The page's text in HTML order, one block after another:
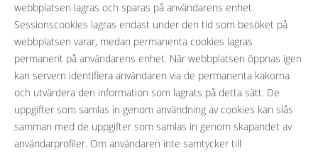
webbplatsen lagras och sparas på användarens enhet.
Sessionscookies lagras endast under den tid som besöket på
webbplatsen varar, medan permanenta cookies lagras
permanent på användarens enhet. När webbplatsen öppnas igen
kan servern identifiera användaren via de permanenta kakorna
och utvärdera den information som lagrats på detta sätt. De
uppgifter som samlas in genom användning av cookies kan slås
samman med de uppgifter som samlas in genom skapandet av
användarprofiler. Om användaren inte samtycker till